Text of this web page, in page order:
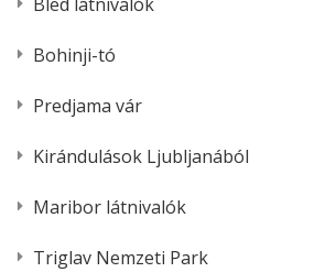
Bohinji-tó
Predjama vár
Kirándulások Ljubljanából
Maribor látnivalók
Triglav Nemzeti Park